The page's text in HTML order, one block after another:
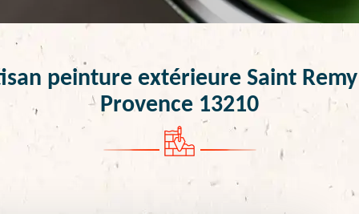
peinture extérieure Saint
Provence 13210